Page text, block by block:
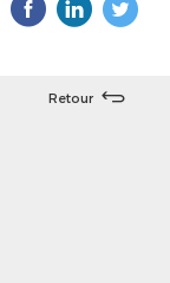
Retour